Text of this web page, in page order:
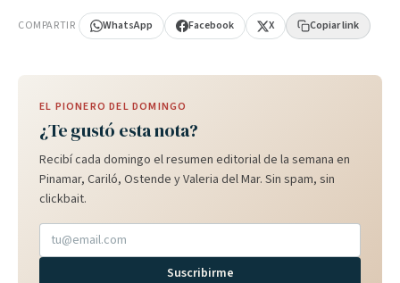
COMPARTIR WhatsApp Facebook X Copiar link
EL PIONERO DEL DOMINGO
¿Te gustó esta nota?
Recibí cada domingo el resumen editorial de la semana en
Pinamar, Cariló, Ostende y Valeria del Mar. Sin spam, sin
clickbait.
Suscribirme